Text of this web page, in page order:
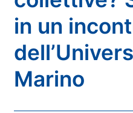
in un
Marino